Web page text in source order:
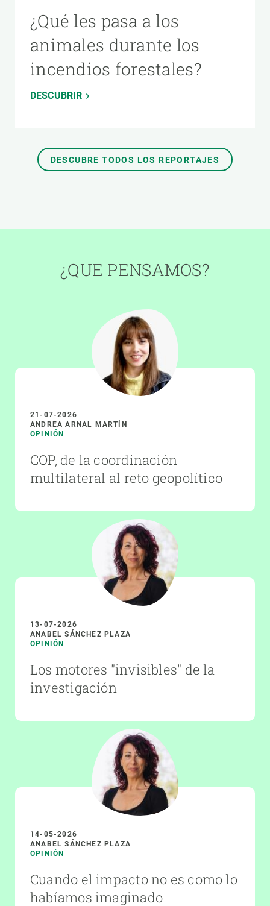
¿Qué les pasa a los
animales durante los
incendios forestales?
DESCUBRIR
DESCUBRE TODOS LOS REPORTAJES
¿QUE PENSAMOS?
21-07-2026
ANDREA ARNAL MARTÍN
OPINIÓN
COP, de la coordinación
multilateral al reto geopolítico
13-07-2026
ANABEL SÁNCHEZ PLAZA
OPINIÓN
Los motores "invisibles" de la
investigación
14-05-2026
ANABEL SÁNCHEZ PLAZA
OPINIÓN
Cuando el impacto no es como lo
habíamos imaginado